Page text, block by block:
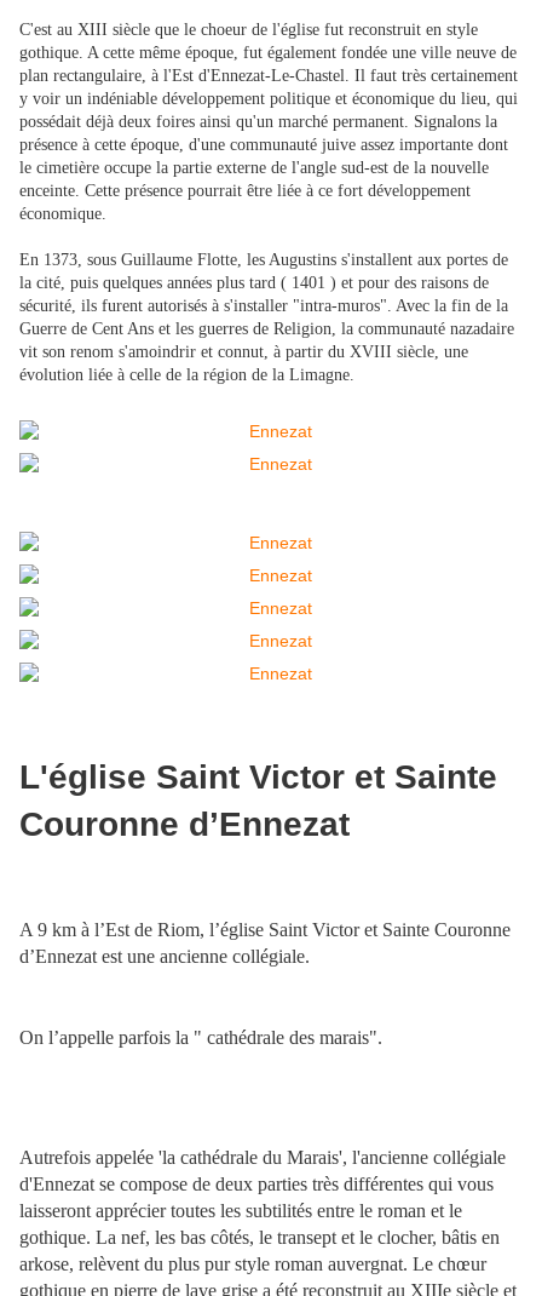
C'est au XIII siècle que le choeur de l'église fut reconstruit en style
gothique. A cette même époque, fut également fondée une ville neuve de
plan rectangulaire, à l'Est d'Ennezat-Le-Chastel. Il faut très certainement
y voir un indéniable développement politique et économique du lieu, qui
possédait déjà deux foires ainsi qu'un marché permanent. Signalons la
présence à cette époque, d'une communauté juive assez importante dont
le cimetière occupe la partie externe de l'angle sud-est de la nouvelle
enceinte. Cette présence pourrait être liée à ce fort développement
économique.
En 1373, sous Guillaume Flotte, les Augustins s'installent aux portes de
la cité, puis quelques années plus tard ( 1401 ) et pour des raisons de
sécurité, ils furent autorisés à s'installer "intra-muros". Avec la fin de la
Guerre de Cent Ans et les guerres de Religion, la communauté nazadaire
vit son renom s'amoindrir et connut, à partir du XVIII siècle, une
évolution liée à celle de la région de la Limagne.
L'église Saint Victor et Sainte
Couronne d’Ennezat
A 9 km à l’Est de Riom, l’église Saint Victor et Sainte Couronne
d’Ennezat est une ancienne collégiale.
On l’appelle parfois la " cathédrale des marais".
Autrefois appelée 'la cathédrale du Marais', l'ancienne collégiale
d'Ennezat se compose de deux parties très différentes qui vous
laisseront apprécier toutes les subtilités entre le roman et le
gothique. La nef, les bas côtés, le transept et le clocher, bâtis en
arkose, relèvent du plus pur style roman auvergnat. Le chœur
gothique en pierre de lave grise a été reconstruit au XIIIe siècle et